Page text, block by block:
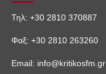
Τηλ: +30 2810 370887
Φαξ: +30 2810 263260
Email: info@kritikosfm.gr